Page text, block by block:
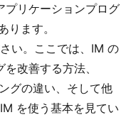
プリケーションプログ
ります。
い。ここでは、IM の
改善する方法、
グの違い、そして他
を使う基本を見てい